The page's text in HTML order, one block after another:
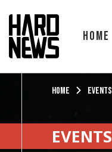
Home
Home Events
EVENTS